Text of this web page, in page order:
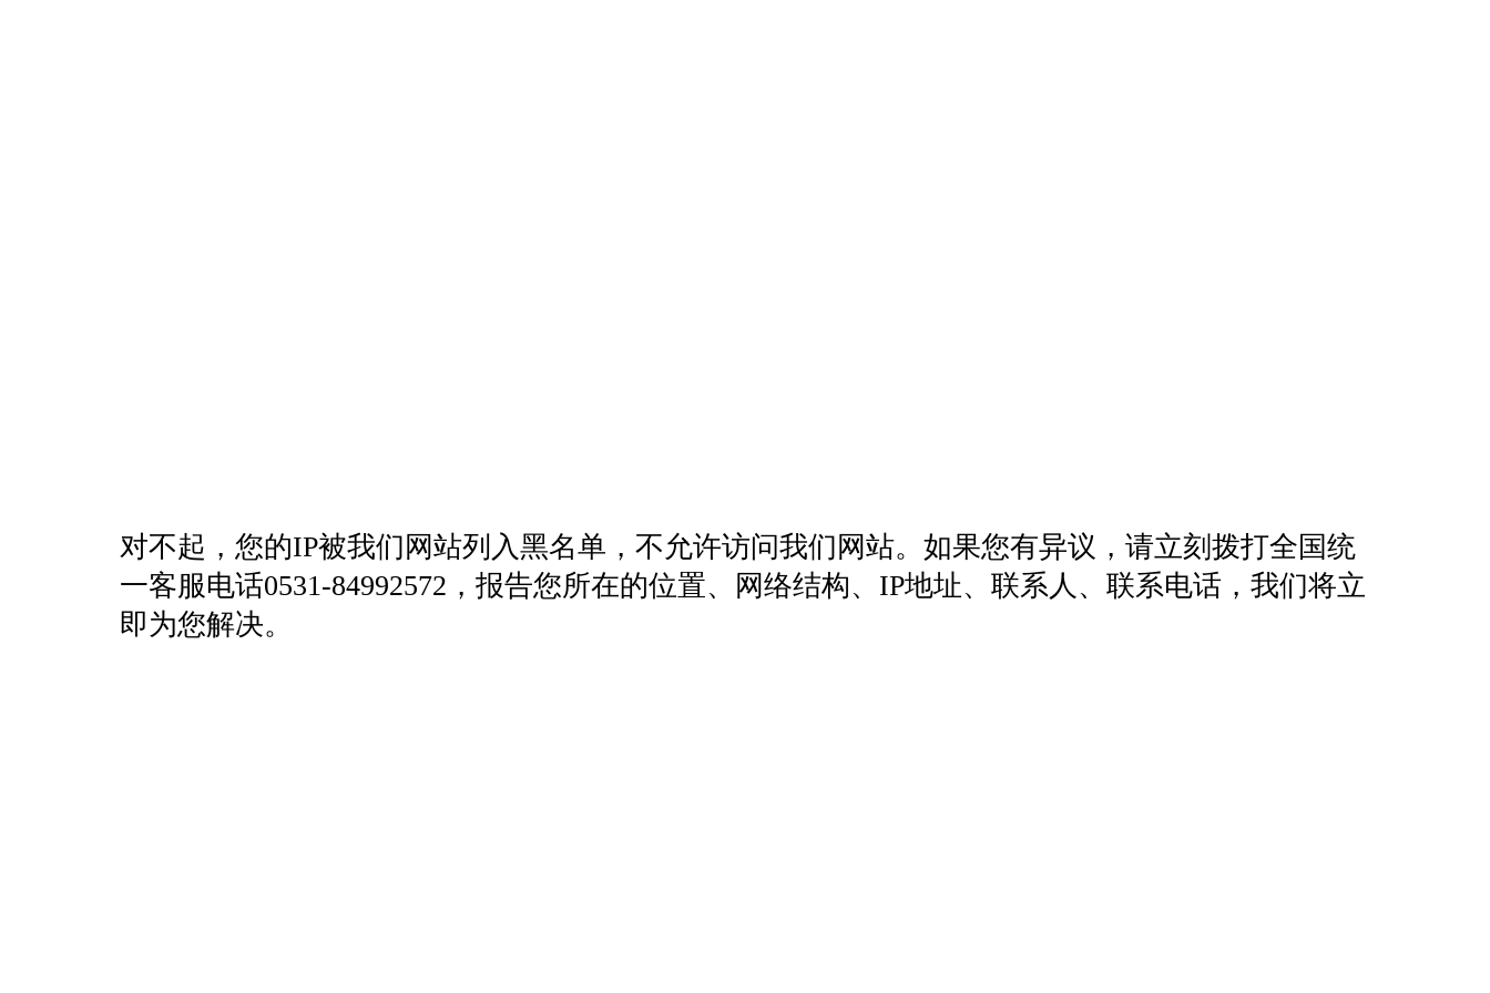
对不起，您的IP被我们网站列入黑名单，不允许访问我们网站。如果您有异议，请立刻拨打全国统
一客服电话0531-84992572，报告您所在的位置、网络结构、IP地址、联系人、联系电话，我们将立
即为您解决。